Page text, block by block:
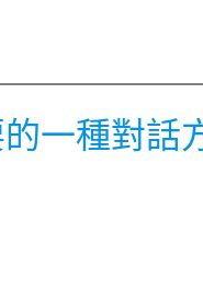
一種對話